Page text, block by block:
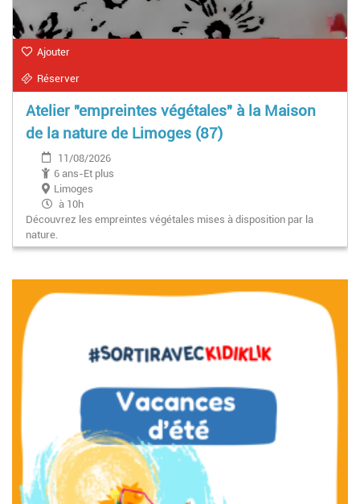
Ajouter
Réserver
Atelier "empreintes végétales" à la Maison
de la nature de Limoges (87)
11/08/2026
6 ans-Et plus
Limoges
à 10h
Découvrez les empreintes végétales mises à disposition par la
nature.